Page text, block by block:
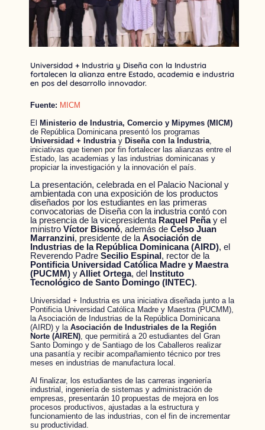
Universidad + Industria y Diseña con la Industria
fortalecen la alianza entre Estado, academia e industria
en pos del desarrollo innovador.
Fuente: MICM
El Ministerio de Industria, Comercio y Mipymes (MICM)
de República Dominicana presentó los programas
Universidad + Industriay Diseña con la Industria,
iniciativas que tienen por fin fortalecer las alianzas entre el
Estado, las academias y las industrias dominicanas y
propiciar la investigación y la innovación el país.
La presentación, celebrada en el Palacio Nacional y
ambientada con una exposición de los productos
diseñados por los estudiantes en las primeras
convocatorias de Diseña con la industria contó con
la presencia de la vicepresidenta Raquel Peñay el
ministro Víctor Bisonó, además de Celso Juan
Marranzini, presidente de la Asociación de
Industrias de la República Dominicana (AIRD), el
Reverendo Padre Secilio Espinal, rector de la
Pontificia Universidad Católica Madre y Maestra
(PUCMM)yAlliet Ortega, del Instituto
Tecnológico de Santo Domingo (INTEC).
Universidad + Industria es una iniciativa diseñada junto a la
Pontificia Universidad Católica Madre y Maestra (PUCMM),
la Asociación de Industrias de la República Dominicana
(AIRD) y la Asociación de Industriales de la Región
Norte (AIREN), que permitirá a 20 estudiantes del Gran
Santo Domingo y de Santiago de los Caballeros realizar
una pasantía y recibir acompañamiento técnico por tres
meses en industrias de manufactura local.
Al finalizar, los estudiantes de las carreras ingeniería
industrial, ingeniería de sistemas y administración de
empresas, presentarán 10 propuestas de mejora en los
procesos productivos, ajustadas a la estructura y
funcionamiento de las industrias, con el fin de incrementar
su productividad.